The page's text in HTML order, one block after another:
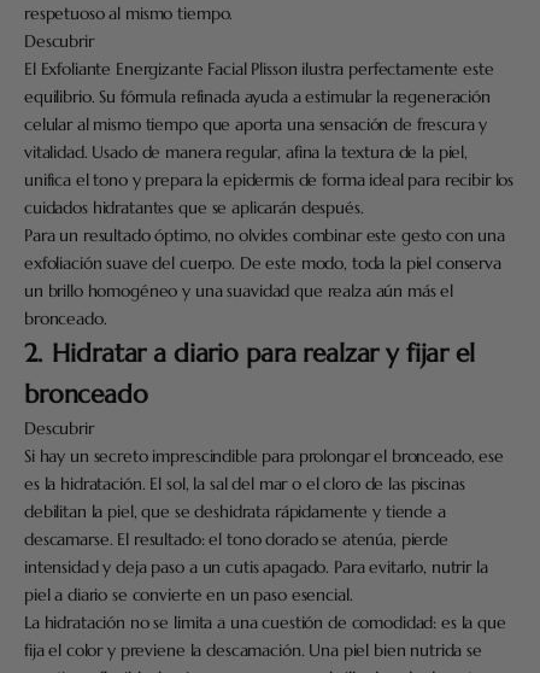
respetuoso al mismo tiempo.
Descubrir
El Exfoliante Energizante Facial Plisson ilustra perfectamente este
equilibrio. Su fórmula refinada ayuda a estimular la regeneración
celular al mismo tiempo que aporta una sensación de frescura y
vitalidad. Usado de manera regular, afina la textura de la piel,
unifica el tono y prepara la epidermis de forma ideal para recibir los
cuidados hidratantes que se aplicarán después.
Para un resultado óptimo, no olvides combinar este gesto con una
exfoliación suave del cuerpo. De este modo, toda la piel conserva
un brillo homogéneo y una suavidad que realza aún más el
bronceado.
2. Hidratar a diario para realzar y fijar el
bronceado
Descubrir
Si hay un secreto imprescindible para prolongar el bronceado, ese
es la hidratación. El sol, la sal del mar o el cloro de las piscinas
debilitan la piel, que se deshidrata rápidamente y tiende a
descamarse. El resultado: el tono dorado se atenúa, pierde
intensidad y deja paso a un cutis apagado. Para evitarlo, nutrir la
piel a diario se convierte en un paso esencial.
La hidratación no se limita a una cuestión de comodidad: es la que
fija el color y previene la descamación. Una piel bien nutrida se